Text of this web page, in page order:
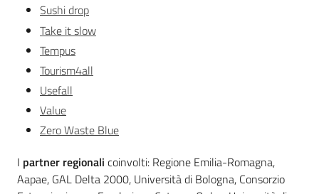
Sushi drop
Take it slow
Tempus
Tourism4all
Usefall
Value
Zero Waste Blue
I partner regionali coinvolti: Regione Emilia-Romagna,
Aapae, GAL Delta 2000, Università di Bologna, Consorzio